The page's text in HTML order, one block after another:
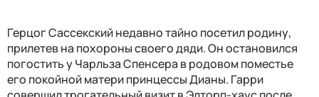
Герцог Сассекский недавно тайно посетил родину,
прилетев на похороны своего дяди. Он остановился
погостить у Чарльза Спенсера в родовом поместье
его покойной матери принцессы Дианы. Гарри